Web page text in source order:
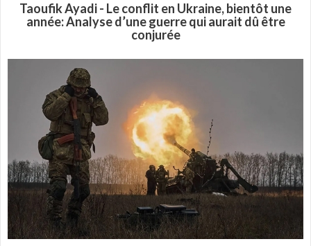
Taoufik Ayadi - Le conflit en Ukraine, bientôt une
année: Analyse d’une guerre qui aurait dû être
conjurée